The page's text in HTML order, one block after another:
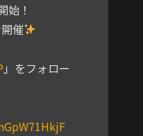
始！
催
」をフォロー